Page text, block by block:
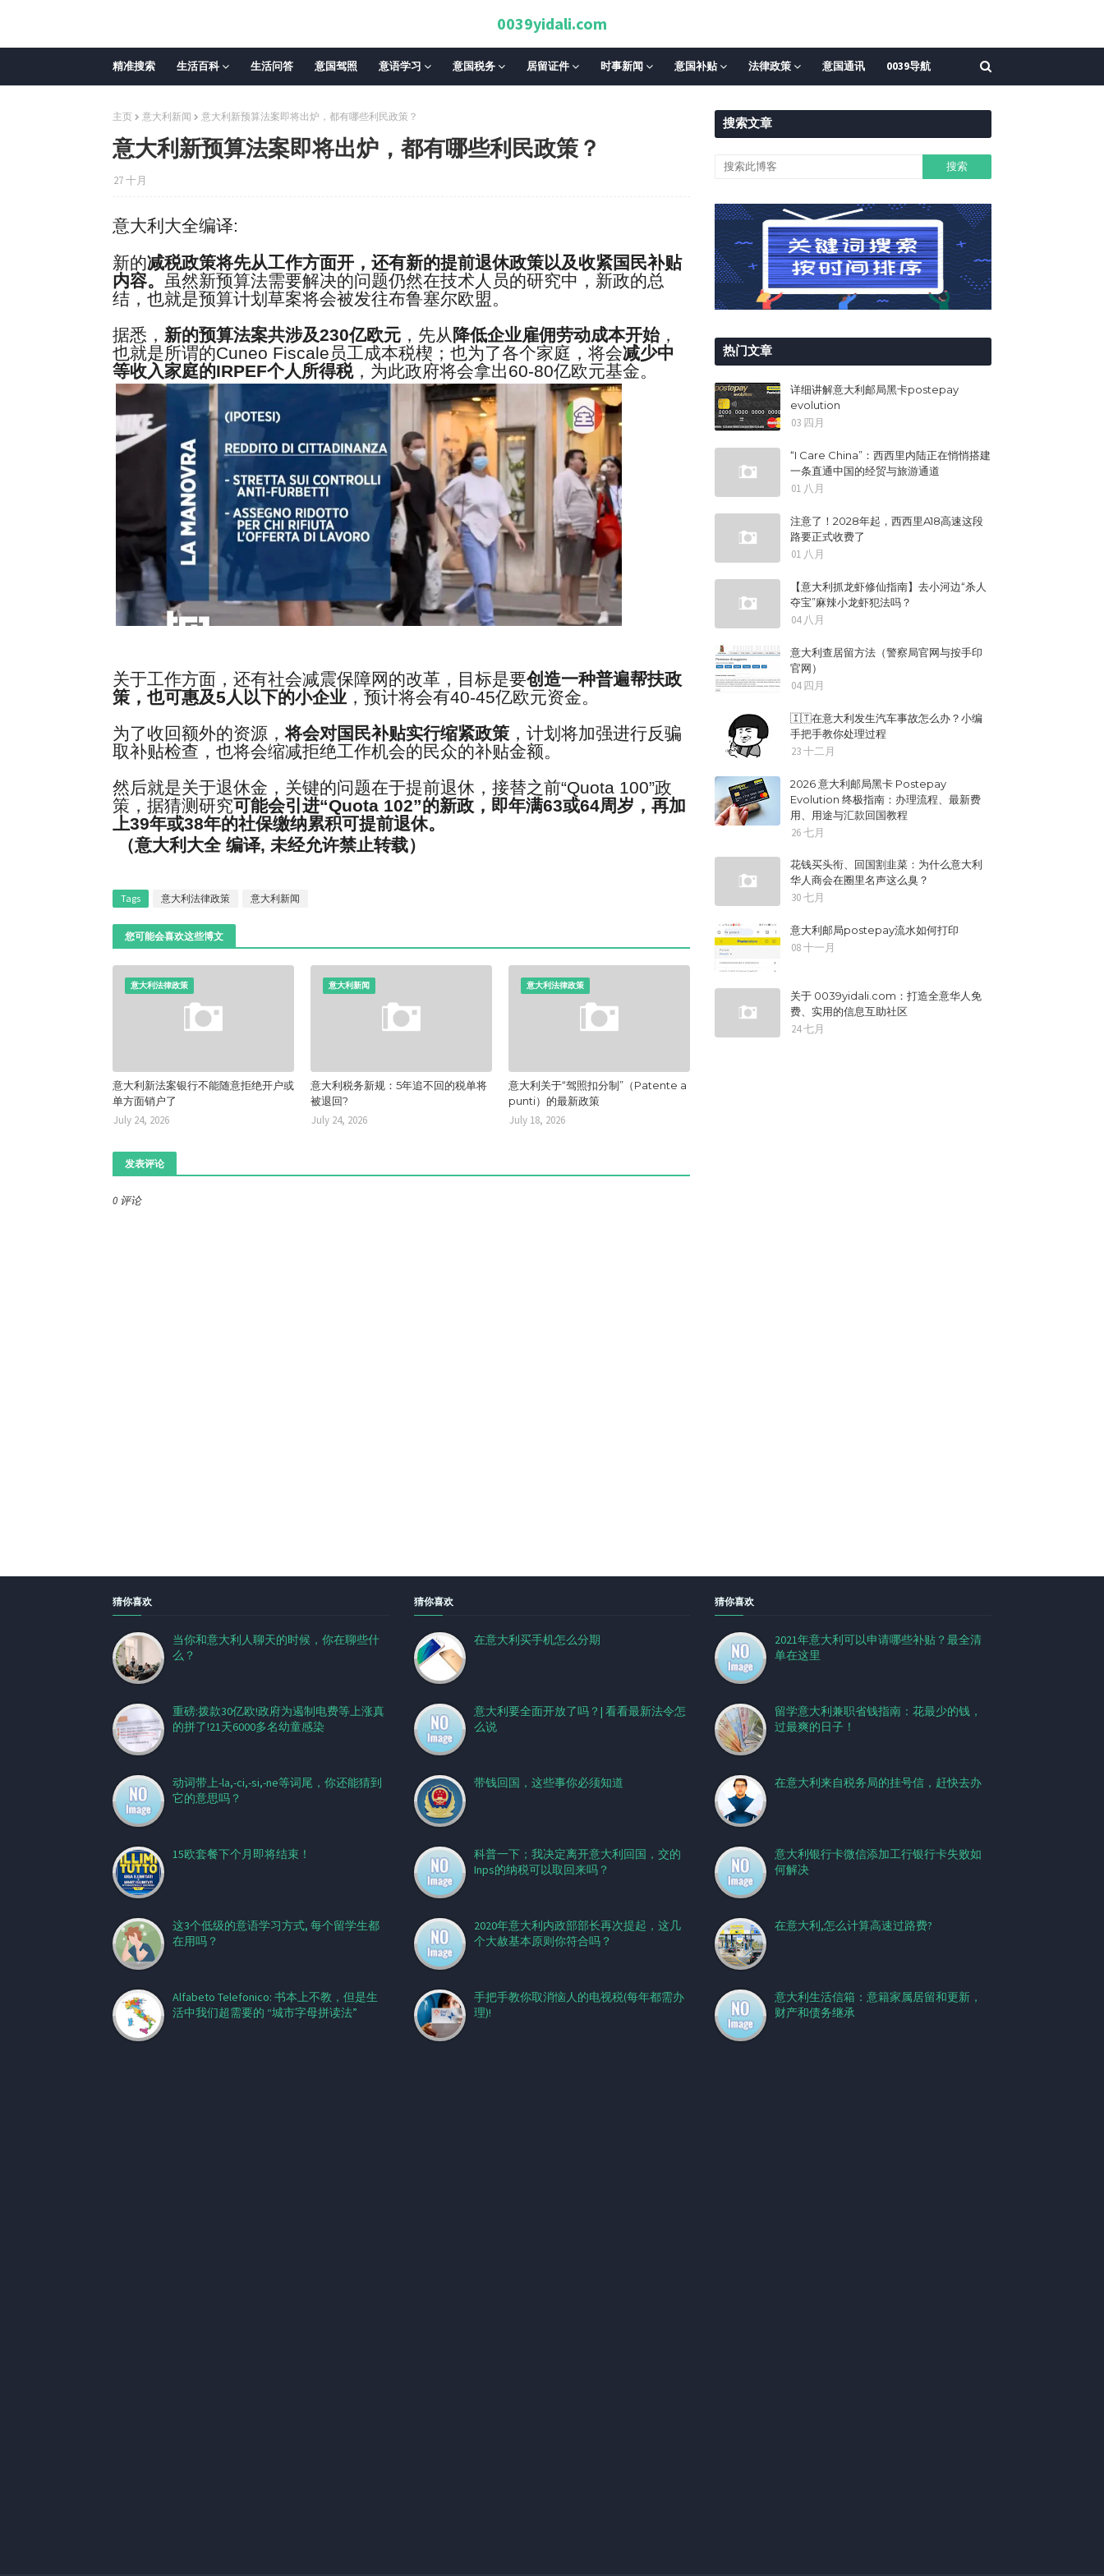
0039yidali.com
精准搜索 生活百科 生活问答 意国驾照 意语学习 意国税务 居留证件 时事新闻 意国补贴 法律政策 意国通讯 0039导航
主页 意大利新闻 意大利新预算法案即将出炉，都有哪些利民政策？
意大利新预算法案即将出炉，都有哪些利民政策？
27 十月
意大利大全编译:
新的减税政策将先从工作方面开，还有新的提前退休政策以及收紧国民补贴
内容。 虽然新预算法需要解决的问题仍然在技术人员的研究中，新政的总
结，也就是预算计划草案将会被发往布鲁塞尔欧盟。
据悉， 新的预算法案共涉及230亿欧元 ，先从 降低企业雇佣劳动成本开始，
也就是所谓的Cuneo Fiscale 员工成本税楔；也为了各个家庭，将会减少中
等收入家庭的IRPEF个人所得税，为此政府将会拿出60-80亿欧元基金。
关于工作方面，还有社会减震保障网的改革，目标是要创造一种普遍帮扶政
策，也可惠及5 人以下的小企业 ，预计将会有40-45亿欧元资金。
为了收回额外的资源，将会对国民补贴实行缩紧政策 ，计划将加强进行反骗
取补贴检查，也将会缩减拒绝工作机会的民众的补贴金额。
然后就是关于退休金，关键的问题在于提前退休，接替之前“Quota 100”政
策，据猜测研究可能会引进“Quota 102”的新政， 即年满63或64周岁，再加
上39年或38年的社保缴纳累积可提前退休。
（意大利大全 编译, 未经允许禁止转载）
Tags 意大利法律政策 意大利新闻
您可能会喜欢这些博文
意大利法律政策
意大利新法案银行不能随意拒绝开户或
单方面销户了
July 24, 2026
意大利新闻
意大利税务新规：5年追不回的税单将
被退回?
July 24, 2026
意大利法律政策
意大利关于“驾照扣分制”（Patente a
punti）的最新政策
July 18, 2026
发表评论
0 评论
搜索文章
热门文章
详细讲解意大利邮局黑卡postepay
evolution
03 四月
“I Care China”：西西里内陆正在悄悄搭建
一条直通中国的经贸与旅游通道
01 八月
注意了！2028年起，西西里A18高速这段
路要正式收费了
01 八月
【意大利抓龙虾修仙指南】去小河边“杀人
夺宝”麻辣小龙虾犯法吗？
04 八月
意大利查居留方法（警察局官网与按手印
官网）
04 四月
🇮🇹在意大利发生汽车事故怎么办？小编
手把手教你处理过程
23 十二月
2026 意大利邮局黑卡 Postepay
Evolution 终极指南：办理流程、最新费
用、用途与汇款回国教程
26 七月
花钱买头衔、回国割韭菜：为什么意大利
华人商会在圈里名声这么臭？
30 七月
意大利邮局postepay流水如何打印
08 十一月
关于 0039yidali.com：打造全意华人免
费、实用的信息互助社区
24 七月
猜你喜欢
当你和意大利人聊天的时候，你在聊些什
么？
重磅:拨款30亿欧!政府为遏制电费等上涨真
的拼了!21天6000多名幼童感染
动词带上-la,-ci,-si,-ne等词尾，你还能猜到
它的意思吗？
15欧套餐下个月即将结束！
这3个低级的意语学习方式, 每个留学生都
在用吗？
Alfabeto Telefonico: 书本上不教，但是生
活中我们超需要的 “城市字母拼读法”
猜你喜欢
在意大利买手机怎么分期
意大利要全面开放了吗？| 看看最新法令怎
么说
带钱回国，这些事你必须知道
科普一下；我决定离开意大利回国，交的
Inps的纳税可以取回来吗？
2020年意大利内政部部长再次提起，这几
个大赦基本原则你符合吗？
手把手教你取消恼人的电视税(每年都需办
理)!
猜你喜欢
2021年意大利可以申请哪些补贴？最全清
单在这里
留学意大利兼职省钱指南：花最少的钱，
过最爽的日子！
在意大利来自税务局的挂号信，赶快去办
意大利银行卡微信添加工行银行卡失败如
何解决
在意大利,怎么计算高速过路费?
意大利生活信箱：意籍家属居留和更新，
财产和债务继承